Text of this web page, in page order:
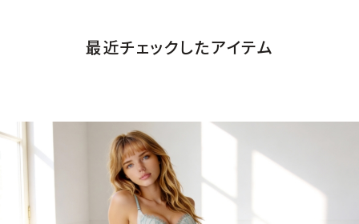
最近チェックしたアイテム